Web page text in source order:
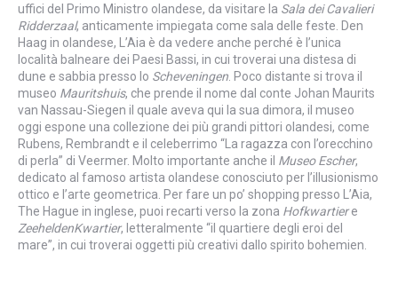
uffici del Primo Ministro olandese, da visitare la Sala dei Cavalieri
Ridderzaal, anticamente impiegata come sala delle feste. Den
Haag in olandese, L’Aia è da vedere anche perché è l’unica
località balneare dei Paesi Bassi, in cui troverai una distesa di
dune e sabbia presso lo Scheveningen . Poco distante si trova il
museo Mauritshuis, che prende il nome dal conte Johan Maurits
van Nassau-Siegen il quale aveva qui la sua dimora, il museo
oggi espone una collezione dei più grandi pittori olandesi, come
Rubens, Rembrandt e il celeberrimo “La ragazza con l’orecchino
di perla” di Veermer. Molto importante anche il Museo Escher,
dedicato al famoso artista olandese conosciuto per l’illusionismo
ottico e l’arte geometrica. Per fare un po’ shopping presso L’Aia,
The Hague in inglese, puoi recarti verso la zona Hofkwartiere
ZeeheldenKwartier, letteralmente “il quartiere degli eroi del
mare”, in cui troverai oggetti più creativi dallo spirito bohemien.